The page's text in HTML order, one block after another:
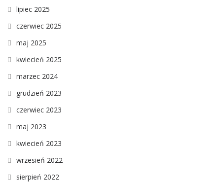
lipiec 2025
czerwiec 2025
maj 2025
kwiecień 2025
marzec 2024
grudzień 2023
czerwiec 2023
maj 2023
kwiecień 2023
wrzesień 2022
sierpień 2022